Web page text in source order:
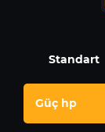
Standart
Güç hp